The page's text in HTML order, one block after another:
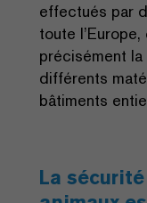
effectués par
toute
précisément
différents
bâtiments
La